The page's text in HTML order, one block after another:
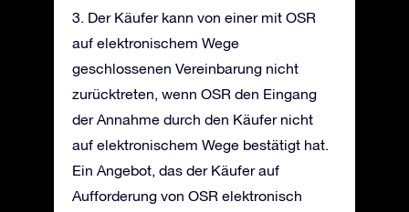
3. Der Käufer kann von einer mit OSR
auf elektronischem Wege
geschlossenen Vereinbarung nicht
zurücktreten, wenn OSR den Eingang
der Annahme durch den Käufer nicht
auf elektronischem Wege bestätigt hat.
Ein Angebot, das der Käufer auf
Aufforderung von OSR elektronisch